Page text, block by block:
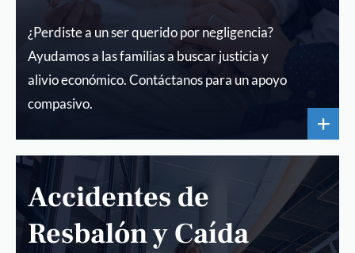
¿Perdiste a un ser querido por negligencia?
Ayudamos a las familias a buscar justicia y
alivio económico. Contáctanos para un apoyo
compasivo.
Accidentes de
Resbalón y Caída